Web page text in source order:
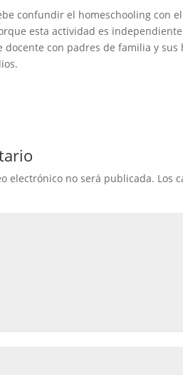
confundir el homeschooling con
esta actividad es
docente con padres de familia y
electrónico no será publicada. Los